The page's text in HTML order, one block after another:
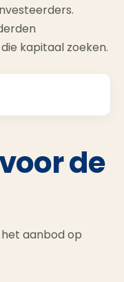
kapitaal zoeken.
de
aanbod op